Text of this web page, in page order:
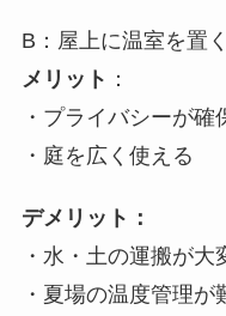
B：屋上に温室を置く
メリット ：
・プライバシーが確
・庭を広く使える
デメリット：
・水・土の運搬が大
・夏場の温度管理が